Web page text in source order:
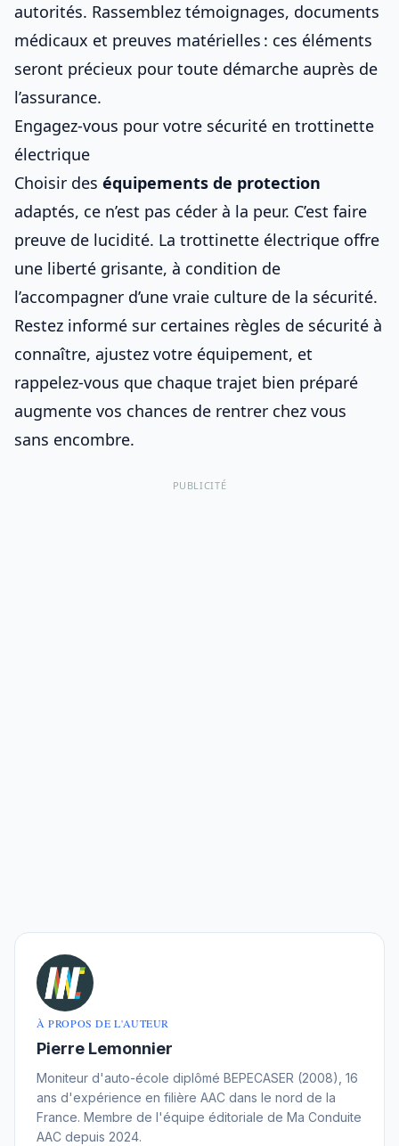
autorités. Rassemblez témoignages, documents
médicaux et preuves matérielles : ces éléments
seront précieux pour toute démarche auprès de
l’assurance.
Engagez-vous pour votre sécurité en trottinette
électrique
Choisir des équipements de protection
adaptés, ce n’est pas céder à la peur. C’est faire
preuve de lucidité. La trottinette électrique offre
une liberté grisante, à condition de
l’accompagner d’une vraie culture de la sécurité.
Restez informé sur certaines règles de sécurité à
connaître, ajustez votre équipement, et
rappelez-vous que chaque trajet bien préparé
augmente vos chances de rentrer chez vous
sans encombre.
PUBLICITÉ
À PROPOS DE L'AUTEUR
Pierre Lemonnier
Moniteur d'auto-école diplômé BEPECASER (2008), 16
ans d'expérience en filière AAC dans le nord de la
France. Membre de l'équipe éditoriale de Ma Conduite
AAC depuis 2024.